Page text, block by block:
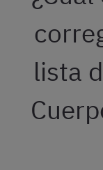
lista